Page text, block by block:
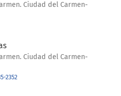
Ciudad del Carmen-
Ciudad del Carmen-
2352